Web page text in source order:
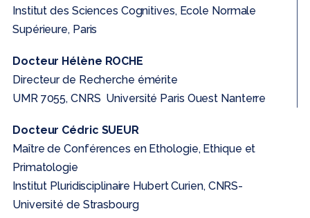
Institut des Sciences Cognitives, Ecole Normale
Supérieure, Paris
Docteur Hélène ROCHE
Directeur de Recherche émérite
UMR 7055, CNRS Université Paris Ouest Nanterre
Docteur Cédric SUEUR
Maître de Conférences en Ethologie, Ethique et
Primatologie
Institut Pluridisciplinaire Hubert Curien, CNRS-
Université de Strasbourg